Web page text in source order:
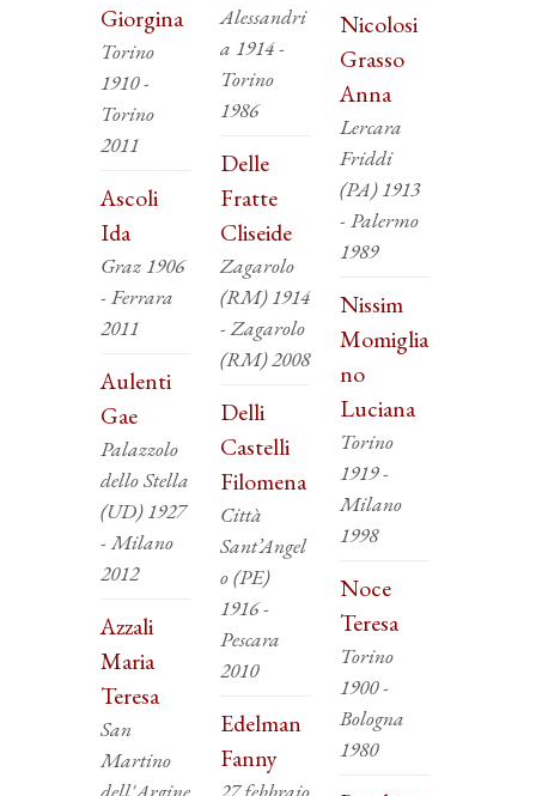
Giorgina
Torino
1910 -
Torino
2011
Ascoli
Ida
Graz 1906
- Ferrara
2011
Aulenti
Gae
Palazzolo
dello Stella
(UD) 1927
- Milano
2012
Azzali
Maria
Teresa
San
Martino
Alessandri
a 1914 -
Torino
1986
Delle
Fratte
Cliseide
Zagarolo
(RM) 1914
- Zagarolo
(RM) 2008
Delli
Castelli
Filomena
Città
Sant’Angel
o (PE)
1916 -
Pescara
2010
Edelman
Fanny
Nicolosi
Grasso
Anna
Lercara
Friddi
(PA) 1913
- Palermo
1989
Nissim
Momiglia
no
Luciana
Torino
1919 -
Milano
1998
Noce
Teresa
Torino
1900 -
Bologna
1980